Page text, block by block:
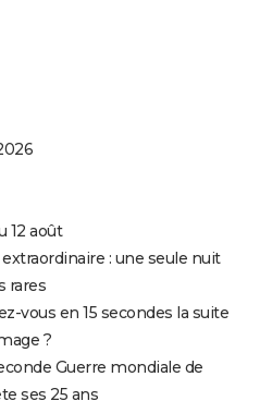
12 août
: une seule nuit
rares
vous en 15 secondes la suite
?
Guerre mondiale de
ses 25 ans